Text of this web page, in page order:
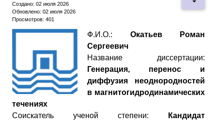
Создано: 02 июля 2026
Обновлено: 02 июля 2026
Просмотров: 401
Ф.И.О.: Окатьев Роман
Сергеевич
Название диссертации:
Генерация, перенос и
диффузия неоднородностей
в магнитогидродинамических
течениях
Cоискатель ученой степени: Кандидат